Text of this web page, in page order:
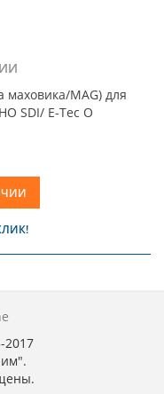
маховика/MAG) для
SDI/ E-Tec O
2017